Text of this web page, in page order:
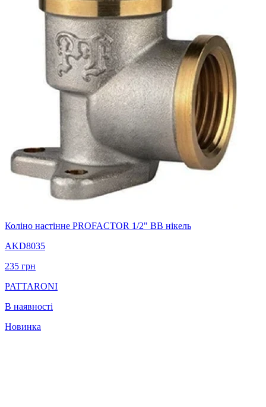
Коліно настінне PROFACTOR 1/2" ВВ нікель
AKD8035
235 грн
PATTARONI
В наявності
Новинка